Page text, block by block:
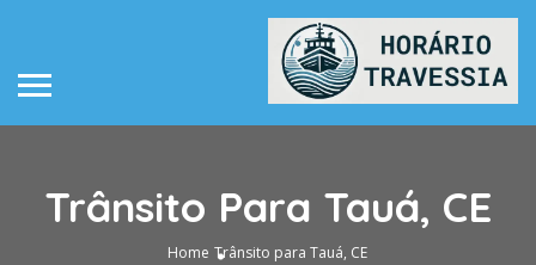
Trânsito Para Tauá, CE
Home Trânsito para Tauá, CE